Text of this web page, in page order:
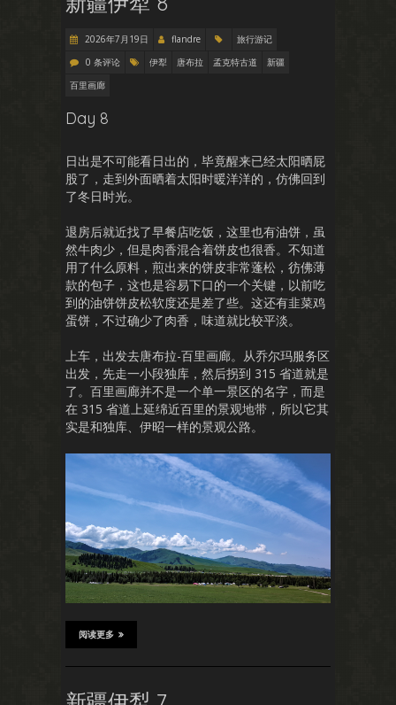
2026年7月19日 flandre
旅行游记
0 条评论
伊犁 唐布拉 孟克特古道
新疆
百里画廊
Day 8
日出是不可能看日出的，毕竟醒来已经太阳晒屁
股了，走到外面晒着太阳时暖洋洋的，仿佛回到
了冬日时光。
退房后就近找了早餐店吃饭，这里也有油饼，虽
然牛肉少，但是肉香混合着饼皮也很香。不知道
用了什么原料，煎出来的饼皮非常蓬松，彷佛薄
款的包子，这也是容易下口的一个关键，以前吃
到的油饼饼皮松软度还是差了些。这还有韭菜鸡
蛋饼，不过确少了肉香，味道就比较平淡。
上车，出发去唐布拉-百里画廊。从乔尔玛服务区
出发，先走一小段独库，然后拐到 315 省道就是
了。百里画廊并不是一个单一景区的名字，而是
在 315 省道上延绵近百里的景观地带，所以它其
实是和独库、伊昭一样的景观公路。
阅读更多